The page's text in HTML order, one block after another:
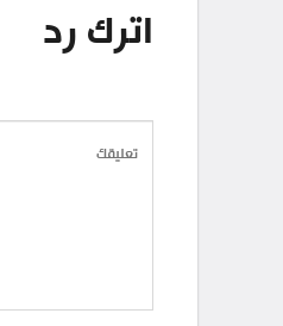
اترك رد